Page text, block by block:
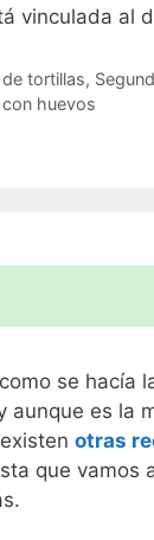
vinculada al
tortillas,
huevos
se hacía
aunque es la
otras
que vamos